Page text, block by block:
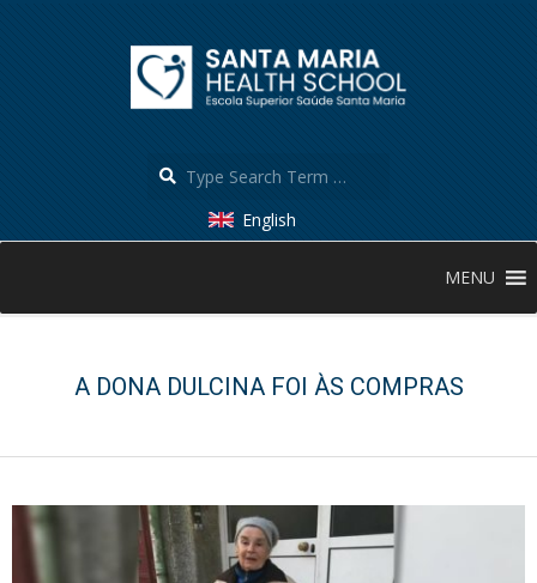
English
Menu
MENU
A DONA DULCINA FOI ÀS COMPRAS